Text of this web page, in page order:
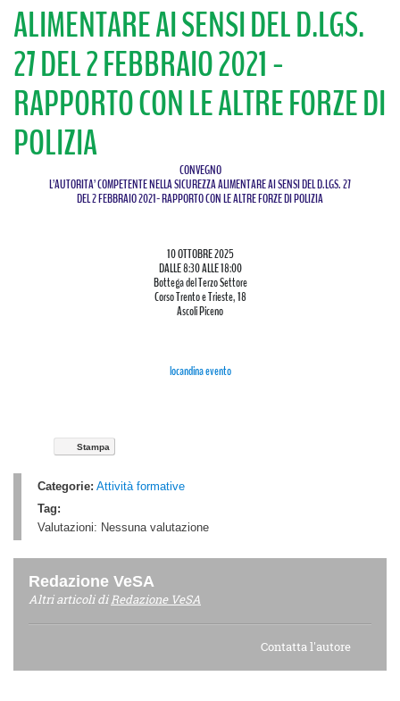
ALIMENTARE AI SENSI DEL D.LGS.
27 DEL 2 FEBBRAIO 2021 -
RAPPORTO CON LE ALTRE FORZE DI
POLIZIA
CONVEGNO
L’AUTORITA’ COMPETENTE NELLA SICUREZZA ALIMENTARE AI SENSI DEL D.LGS. 27
DEL 2 FEBBRAIO 2021- RAPPORTO CON LE ALTRE FORZE DI POLIZIA
10 OTTOBRE 2025
DALLE 8:30 ALLE 18:00
Bottega del Terzo Settore
Corso Trento e Trieste, 18
Ascoli Piceno
locandina evento
Stampa
Categorie: Attività formative
Tag:
Valutazioni: Nessuna valutazione
Redazione VeSA
Altri articoli diRedazione VeSA
Contatta l'autore